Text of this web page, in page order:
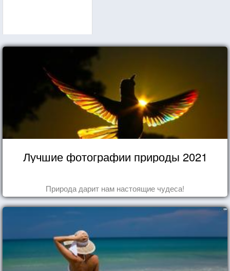
Лучшие фотографии природы 2021
Природа дарит нам настоящие чудеса!